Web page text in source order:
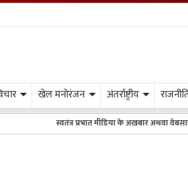
खेल मनोरंजन अंतर्राष्ट्रीय
स्वतंत्र प्रभात मीडिया के अख़बार अथवा वेबसाइट में